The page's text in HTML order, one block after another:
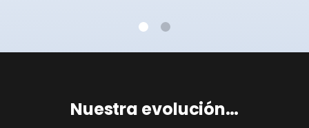
Nuestra evolución…